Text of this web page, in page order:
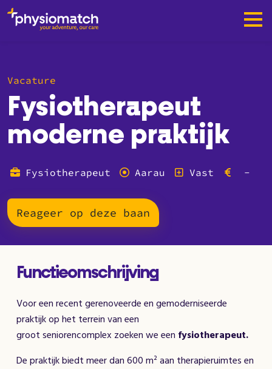
Vacature
Fysiotherapeut
moderne praktijk
Fysiotherapeut Aarau Vast -
Reageer op deze baan
Functieomschrijving
Voor een recent gerenoveerde en gemoderniseerde
praktijk op het terrein van een
groot seniorencomplex zoeken we een fysiotherapeut.
De praktijk biedt meer dan 600 m² aan therapieruimtes en